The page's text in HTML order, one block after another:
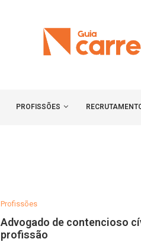
PROFISSÕES
Profissões
Advogado de contencioso
profissão